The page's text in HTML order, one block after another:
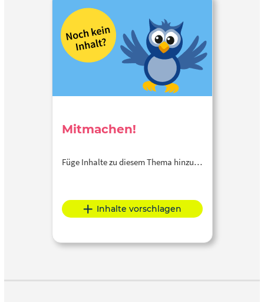
Mitmachen!
Füge Inhalte zu diesem Thema hinzu…
Inhalte vorschlagen